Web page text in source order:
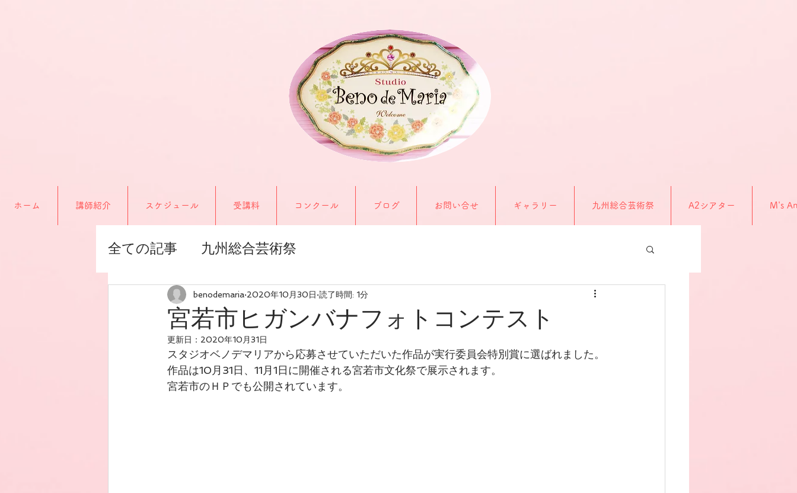
ホーム 講師紹介 スケジュール 受講料 コンクール ブログ お問い合せ ギャラリー 九州総合芸術祭 A2シアター M's
全ての記事 九州総合芸術祭
宮若市ヒガンバナフォトコンテスト
benodemaria 2020年10月30日 読了時間: 1分
更新日： 2020年10月31日
スタジオベノデマリアから応募させていただいた作品が実行委員会特別賞に選ばれました。
作品は10月31日、11月1日に開催される宮若市文化祭で展示されます。
宮若市のＨＰでも公開されています。